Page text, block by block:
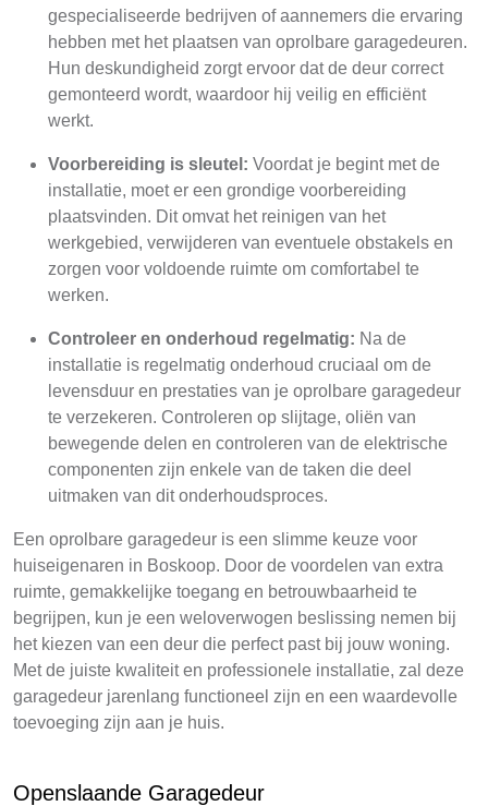
gespecialiseerde bedrijven of aannemers die ervaring
hebben met het plaatsen van oprolbare garagedeuren.
Hun deskundigheid zorgt ervoor dat de deur correct
gemonteerd wordt, waardoor hij veilig en efficiënt
werkt.
Voorbereiding is sleutel: Voordat je begint met de
installatie, moet er een grondige voorbereiding
plaatsvinden. Dit omvat het reinigen van het
werkgebied, verwijderen van eventuele obstakels en
zorgen voor voldoende ruimte om comfortabel te
werken.
Controleer en onderhoud regelmatig: Na de
installatie is regelmatig onderhoud cruciaal om de
levensduur en prestaties van je oprolbare garagedeur
te verzekeren. Controleren op slijtage, oliën van
bewegende delen en controleren van de elektrische
componenten zijn enkele van de taken die deel
uitmaken van dit onderhoudsproces.
Een oprolbare garagedeur is een slimme keuze voor
huiseigenaren in Boskoop. Door de voordelen van extra
ruimte, gemakkelijke toegang en betrouwbaarheid te
begrijpen, kun je een weloverwogen beslissing nemen bij
het kiezen van een deur die perfect past bij jouw woning.
Met de juiste kwaliteit en professionele installatie, zal deze
garagedeur jarenlang functioneel zijn en een waardevolle
toevoeging zijn aan je huis.
Openslaande Garagedeur